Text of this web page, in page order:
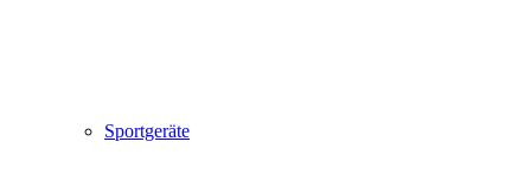
Sportgeräte